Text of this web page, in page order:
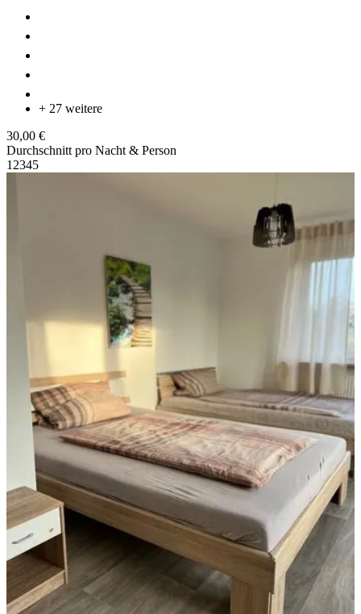
+ 27 weitere
30,00 €
Durchschnitt pro Nacht & Person
1 2345